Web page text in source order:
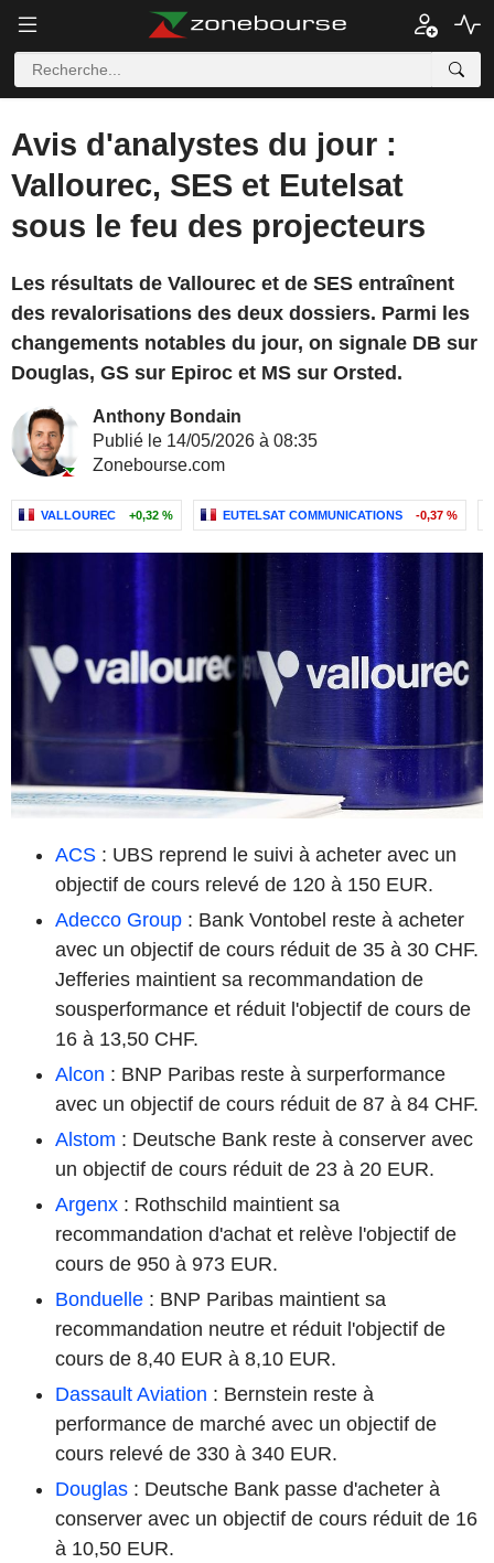
Avis d'analystes du jour :
Vallourec, SES et Eutelsat
sous le feu des projecteurs
Les résultats de Vallourec et de SES entraînent
des revalorisations des deux dossiers. Parmi les
changements notables du jour, on signale DB sur
Douglas, GS sur Epiroc et MS sur Orsted.
Anthony Bondain
Publié le 14/05/2026 à 08:35
Zonebourse.com
VALLOUREC +0,32 % EUTELSAT COMMUNICATIONS -0,37 %
ACS : UBS reprend le suivi à acheter avec un
objectif de cours relevé de 120 à 150 EUR.
Adecco Group : Bank Vontobel reste à acheter
avec un objectif de cours réduit de 35 à 30 CHF.
Jefferies maintient sa recommandation de
sousperformance et réduit l'objectif de cours de
16 à 13,50 CHF.
Alcon : BNP Paribas reste à surperformance
avec un objectif de cours réduit de 87 à 84 CHF.
Alstom : Deutsche Bank reste à conserver avec
un objectif de cours réduit de 23 à 20 EUR.
Argenx : Rothschild maintient sa
recommandation d'achat et relève l'objectif de
cours de 950 à 973 EUR.
Bonduelle : BNP Paribas maintient sa
recommandation neutre et réduit l'objectif de
cours de 8,40 EUR à 8,10 EUR.
Dassault Aviation : Bernstein reste à
performance de marché avec un objectif de
cours relevé de 330 à 340 EUR.
Douglas : Deutsche Bank passe d'acheter à
conserver avec un objectif de cours réduit de 16
à 10,50 EUR.